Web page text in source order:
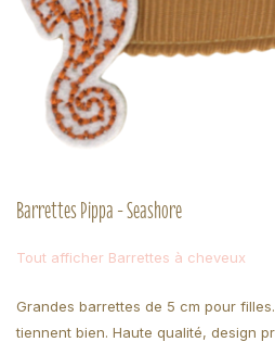
Barrettes Pippa - Seashore
Tout afficher Barrettes à cheveux
Grandes barrettes de 5 cm pour
tiennent bien. Haute qualité, design